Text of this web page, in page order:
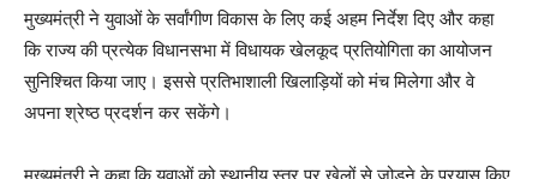
मुख्यमंत्री ने युवाओं के सर्वांगीण विकास के लिए कई अहम निर्देश दिए और कहा
कि राज्य की प्रत्येक विधानसभा में विधायक खेलकूद प्रतियोगिता का आयोजन
सुनिश्चित किया जाए। इससे प्रतिभाशाली खिलाड़ियों को मंच मिलेगा और वे
अपना श्रेष्ठ प्रदर्शन कर सकेंगे।